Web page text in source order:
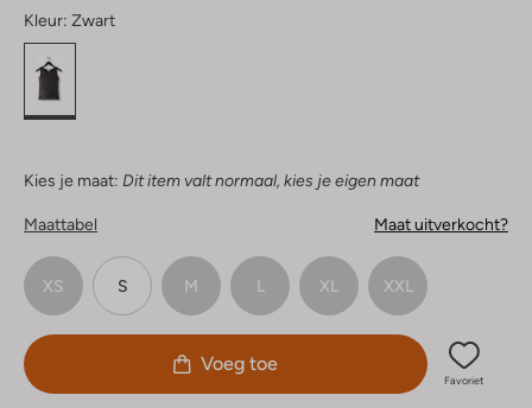
Kleur: Zwart
Kies je maat: Dit item valt normaal, kies je eigen maat
Maattabel Maat uitverkocht?
XS S M L XL XXL
Voeg toe
Favoriet